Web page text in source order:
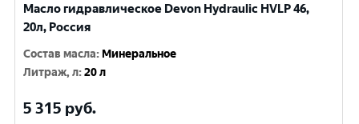
Масло гидравлическое Devon Hydraulic HVLP 46,
20л, Россия
Состав масла: Минеральное
Литраж, л:20 л
5 315 руб.